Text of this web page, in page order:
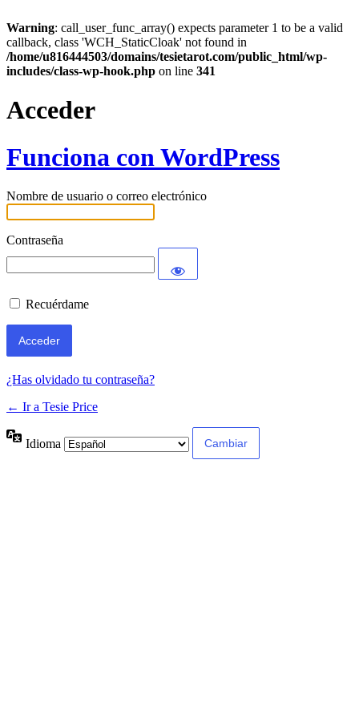
Warning: call_user_func_array() expects parameter 1 to be a valid
callback, class 'WCH_StaticCloak' not found in
/home/u816444503/domains/tesietarot.com/public_html/wp-
includes/class-wp-hook.php on line 341
Acceder
Funciona con WordPress
Nombre de usuario o correo electrónico
Contraseña
Recuérdame
¿Has olvidado tu contraseña?
← Ir a Tesie Price
Idioma